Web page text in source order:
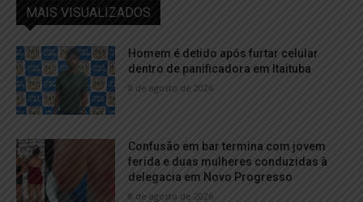
MAIS VISUALIZADOS
Homem é detido após furtar celular
dentro de panificadora em Itaituba
8 de agosto de 2026
Confusão em bar termina com jovem
ferida e duas mulheres conduzidas à
delegacia em Novo Progresso
8 de agosto de 2026